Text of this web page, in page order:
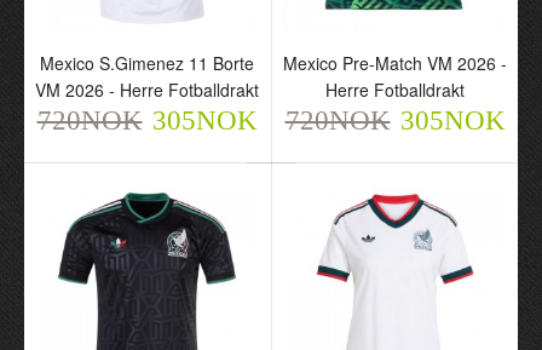
Borte VM 2026 - Herre
Fotballdrakt
720NOK 305NOK
2026 - Herre Fotballdrakt
720NOK 305NOK
Mexico S.Gimenez 11 Borte
VM 2026 - Herre Fotballdrakt
720NOK 305NOK
Mexico Pre-Match VM 2026 -
Herre Fotballdrakt
720NOK 305NOK